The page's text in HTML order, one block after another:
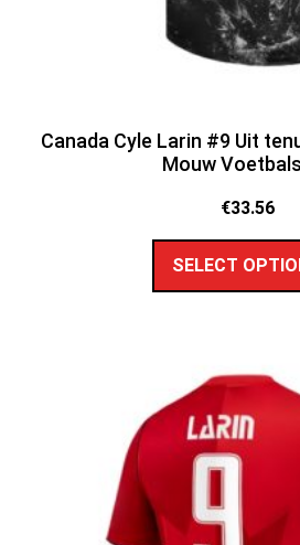
Canada Cyle Larin #9 Uit
Mouw
€33.56
SELECT